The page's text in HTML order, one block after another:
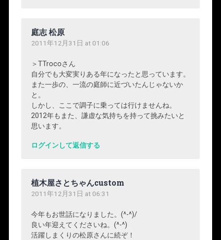
庭志 松原
2011年12月31日 at 01:06
＞TTrocoさん
自分でも大変実りある年になったと思っています。
また一歩の、一流の庭師に近づいたんじゃないか
と。
しかし、ここで調子に乗っては行けませんね。
2012年もまた、謙虚な気持ちを持って挑みたいと
思います。
ログインして返信する
植木屋さとちゃんcustom
2011年12月31日 at 06:31
今年もお世話になりました。(^-^)/
良い年迎えてくださいね。(^-^)
活躍しまくりの松原さんに続ぞ！